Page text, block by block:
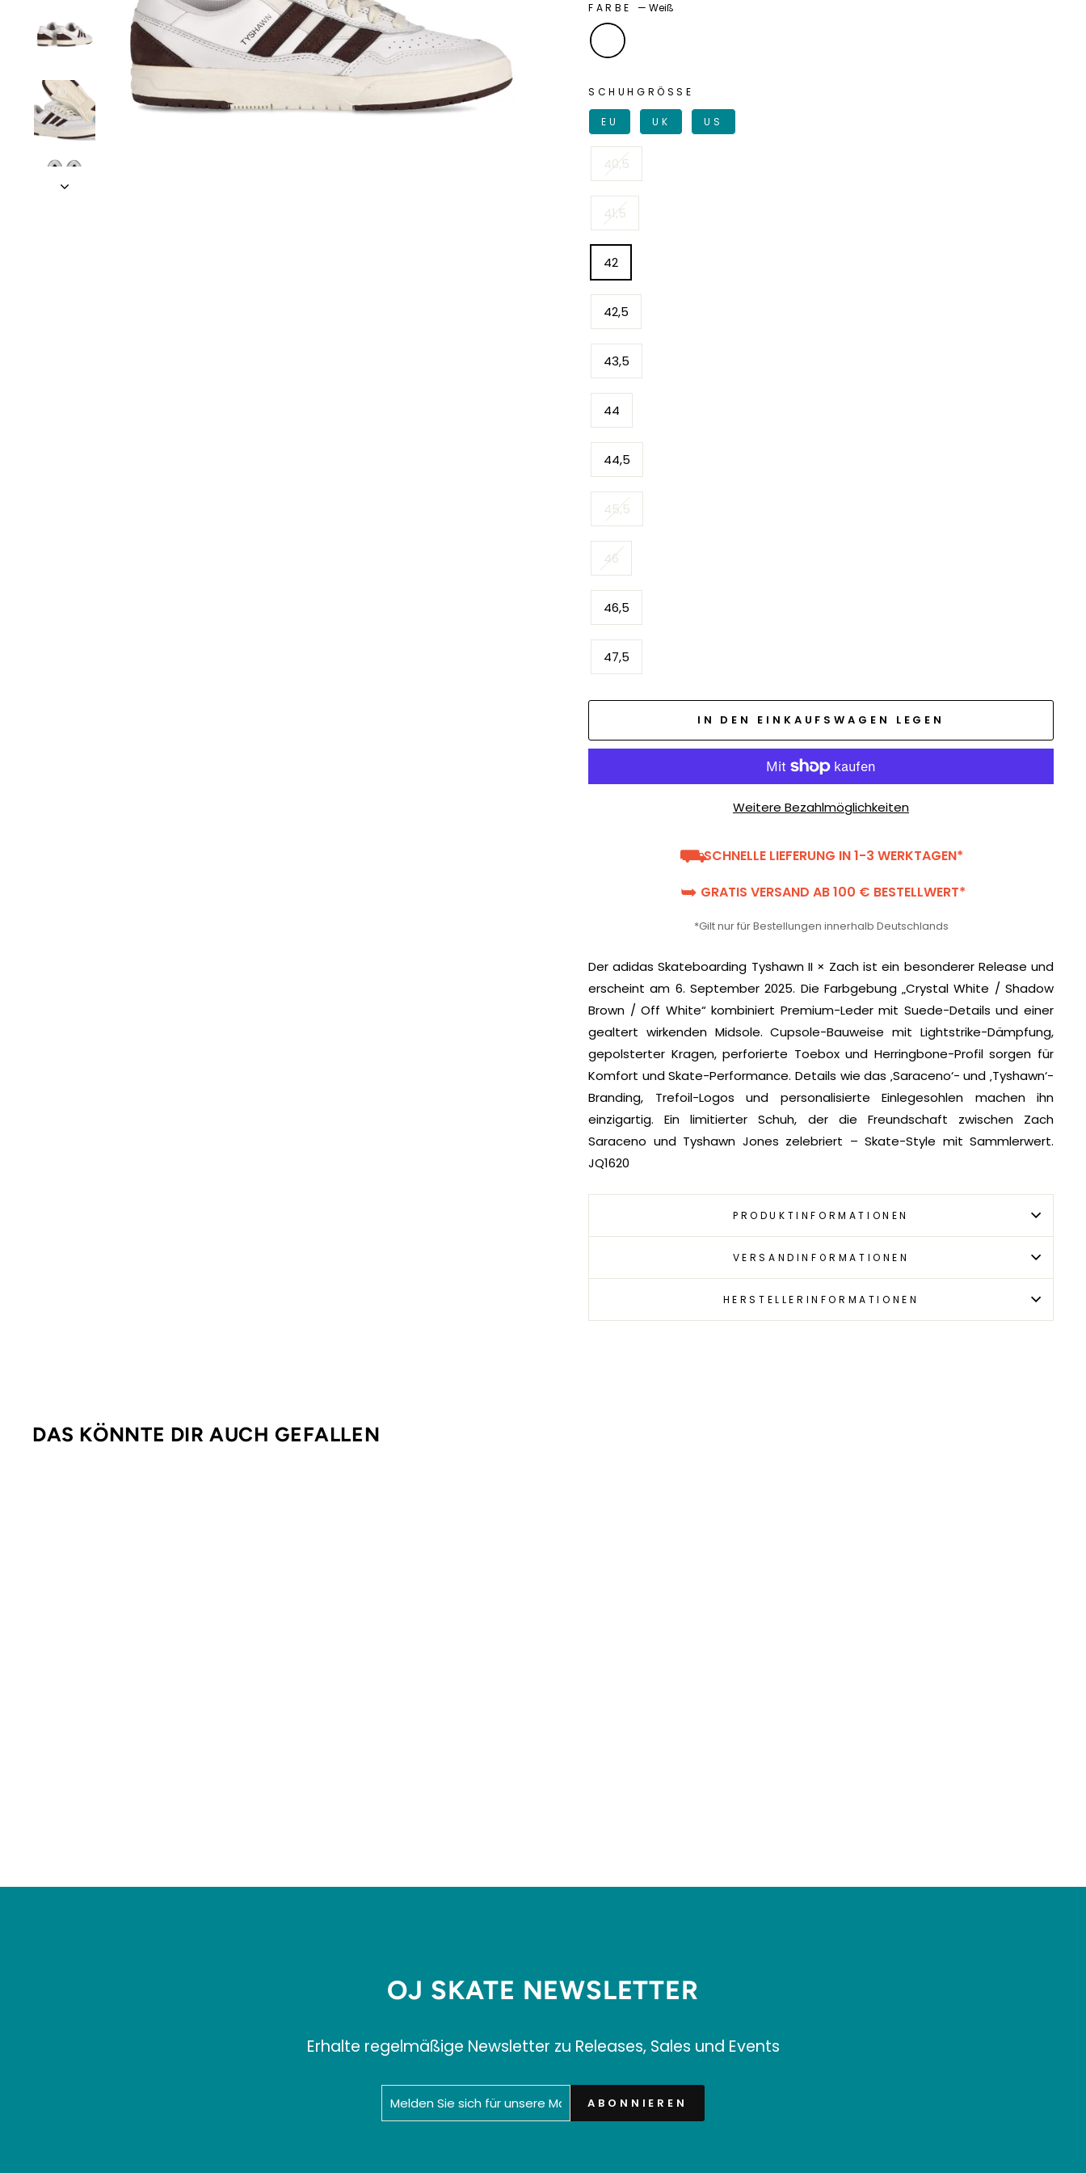
FARBE — Weiß
SCHUHGRÖSSE
EU UK US
40,5
41,5
42
42,5
43,5
44
44,5
45,5
46
46,5
47,5
IN DEN EINKAUFSWAGEN LEGEN
Weitere Bezahlmöglichkeiten
⛟SCHNELLE LIEFERUNG IN 1-3 WERKTAGEN*
➥ GRATIS VERSAND AB 100 € BESTELLWERT*
*Gilt nur für Bestellungen innerhalb Deutschlands
Der adidas Skateboarding Tyshawn II × Zach ist ein besonderer Release und
erscheint am 6. September 2025. Die Farbgebung „Crystal White / Shadow
Brown / Off White“ kombiniert Premium-Leder mit Suede-Details und einer
gealtert wirkenden Midsole. Cupsole-Bauweise mit Lightstrike-Dämpfung,
gepolsterter Kragen, perforierte Toebox und Herringbone-Profil sorgen für
Komfort und Skate-Performance. Details wie das ‚Saraceno‘- und ‚Tyshawn‘-
Branding, Trefoil-Logos und personalisierte Einlegesohlen machen ihn
einzigartig. Ein limitierter Schuh, der die Freundschaft zwischen Zach
Saraceno und Tyshawn Jones zelebriert – Skate-Style mit Sammlerwert.
JQ1620
PRODUKTINFORMATIONEN
VERSANDINFORMATIONEN
HERSTELLERINFORMATIONEN
DAS KÖNNTE DIR AUCH GEFALLEN
OJ SKATE NEWSLETTER
Erhalte regelmäßige Newsletter zu Releases, Sales und Events
SIE
ABONNIEREN